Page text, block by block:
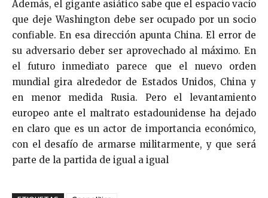
Además, el gigante asiático sabe que el espacio vacío
que deje Washington debe ser ocupado por un socio
confiable. En esa dirección apunta China. El error de
su adversario deber ser aprovechado al máximo. En
el futuro inmediato parece que el nuevo orden
mundial gira alrededor de Estados Unidos, China y
en menor medida Rusia. Pero el levantamiento
europeo ante el maltrato estadounidense ha dejado
en claro que es un actor de importancia económico,
con el desafío de armarse militarmente, y que será
parte de la partida de igual a igual